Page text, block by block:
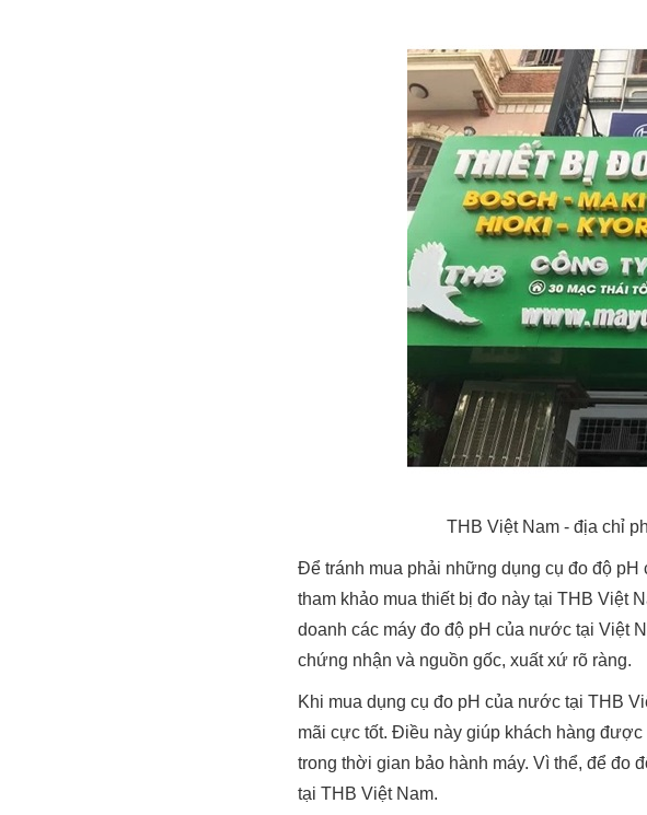
THB Việt Nam - địa chỉ
Để tránh mua phải những dụng cụ đo độ
tham khảo mua thiết bị đo này tại THB Việt
doanh các máy đo độ pH của nước tại Việt
chứng nhận và nguồn gốc, xuất xứ rõ ràng.
Khi mua dụng cụ đo pH của nước tại THB
mãi cực tốt. Điều này giúp khách hàng
trong thời gian bảo hành máy. Vì thể, để đo
tại THB Việt Nam.